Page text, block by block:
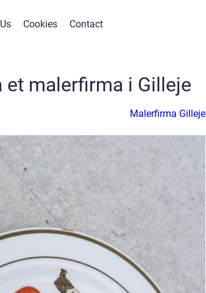
Cookies Contact
malerfirma i Gilleje
Malerfirma Gilleje